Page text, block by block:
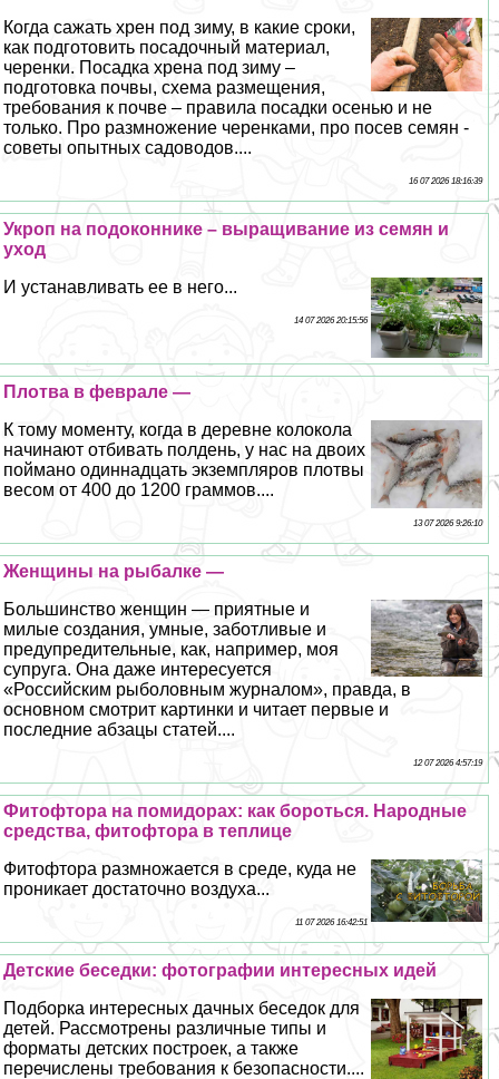
Когда сажать хрен под зиму, в какие сроки,
как подготовить посадочный материал,
черенки. Посадка хрена под зиму –
подготовка почвы, схема размещения,
требования к почве – правила посадки осенью и не
только. Про размножение черенками, про посев семян -
советы опытных садоводов....
16 07 2026 18:16:39
Укроп на подоконнике – выращивание из семян и
уход
И устанавливать ее в него...
14 07 2026 20:15:56
Плотва в феврале —
К тому моменту, когда в деревне колокола
начинают отбивать полдень, у нас на двоих
поймано одиннадцать экземпляров плотвы
весом от 400 до 1200 граммов....
13 07 2026 9:26:10
Женщины на рыбалке —
Большинство женщин — приятные и
милые создания, умные, заботливые и
предупредительные, как, например, моя
супруга. Она даже интересуется
«Российским рыболовным журналом», правда, в
основном смотрит картинки и читает первые и
последние абзацы статей....
12 07 2026 4:57:19
Фитофтора на помидорах: как бороться. Народные
средства, фитофтора в теплице
Фитофтора размножается в среде, куда не
проникает достаточно воздуха...
11 07 2026 16:42:51
Детские беседки: фотографии интересных идей
Подборка интересных дачных беседок для
детей. Рассмотрены различные типы и
форматы детских построек, а также
перечислены требования к безопасности....